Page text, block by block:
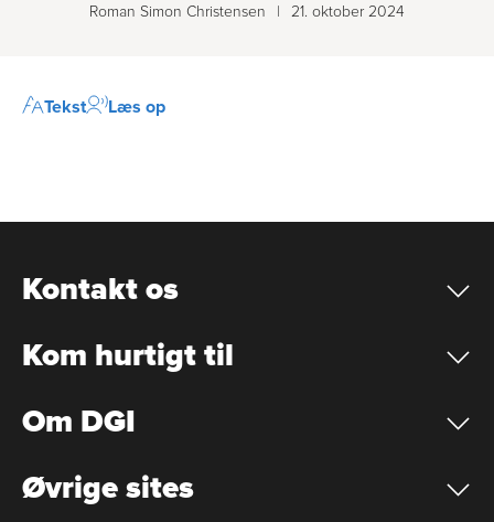
Roman Simon Christensen | 21. oktober 2024
Tekst Læs op
Kontakt os
Kom hurtigt til
Om DGI
Øvrige sites